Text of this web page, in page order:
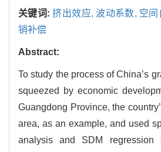
关键词:挤出效应,波动系数, 空间
销补偿
Abstract:
To study the process of China’s
squeezed by economic
Guangdong Province, the
area, as an example, and used
analysis and SDM regression